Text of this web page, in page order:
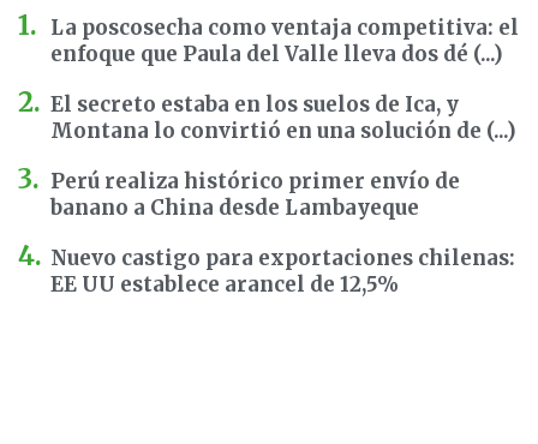
La poscosecha como ventaja competitiva: el
enfoque que Paula del Valle lleva dos dé (...)
El secreto estaba en los suelos de Ica, y
Montana lo convirtió en una solución de (...)
Perú realiza histórico primer envío de
banano a China desde Lambayeque
Nuevo castigo para exportaciones chilenas:
EE UU establece arancel de 12,5%